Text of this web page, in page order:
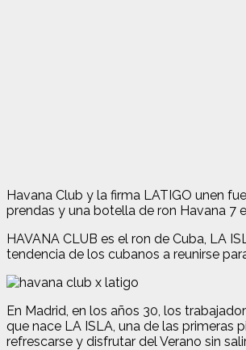
Havana Club y la firma LATIGO unen
prendas y una botella de ron Havana 7
HAVANA CLUB es el ron de Cuba, LA
tendencia de los cubanos a reunirse
En Madrid, en los años 30, los
que nace LA ISLA, una de las primeras
refrescarse y disfrutar del Verano sin